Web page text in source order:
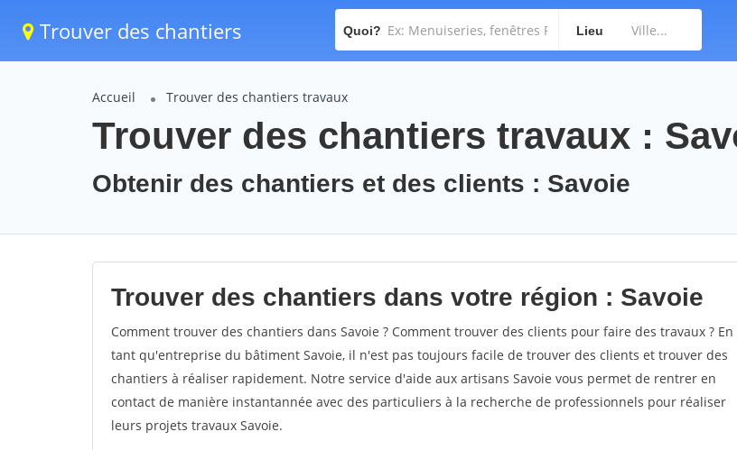
Trouver des chantiers Quoi? Lieu
Accueil Trouver des chantiers travaux
Trouver des chantiers travaux :
Obtenir des chantiers et des clients : Savoie
Trouver des chantiers dans votre région : Savoie
Comment trouver des chantiers dans Savoie ? Comment trouver des clients pour faire des travaux ? En
tant qu'entreprise du bâtiment Savoie, il n'est pas toujours facile de trouver des clients et trouver des
chantiers à réaliser rapidement. Notre service d'aide aux artisans Savoie vous permet de rentrer en
contact de manière instantannée avec des particuliers à la recherche de professionnels pour réaliser
leurs projets travaux Savoie.